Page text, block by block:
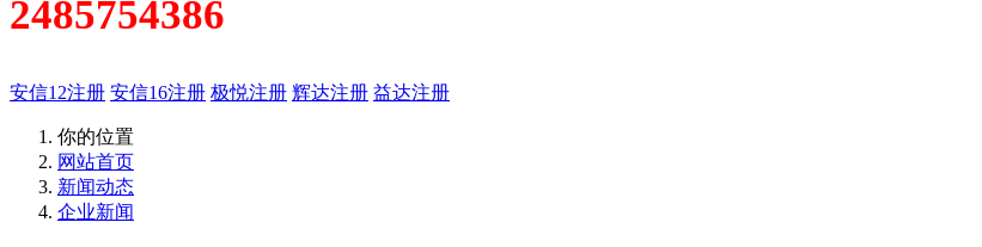
2485754386
安信12注册 安信16注册 极悦注册 辉达注册 益达注册
你的位置
网站首页
新闻动态
企业新闻